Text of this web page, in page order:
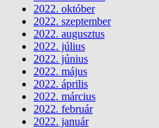
2022. október
2022. szeptember
2022. augusztus
2022. július
2022. június
2022. május
2022. április
2022. március
2022. február
2022. január